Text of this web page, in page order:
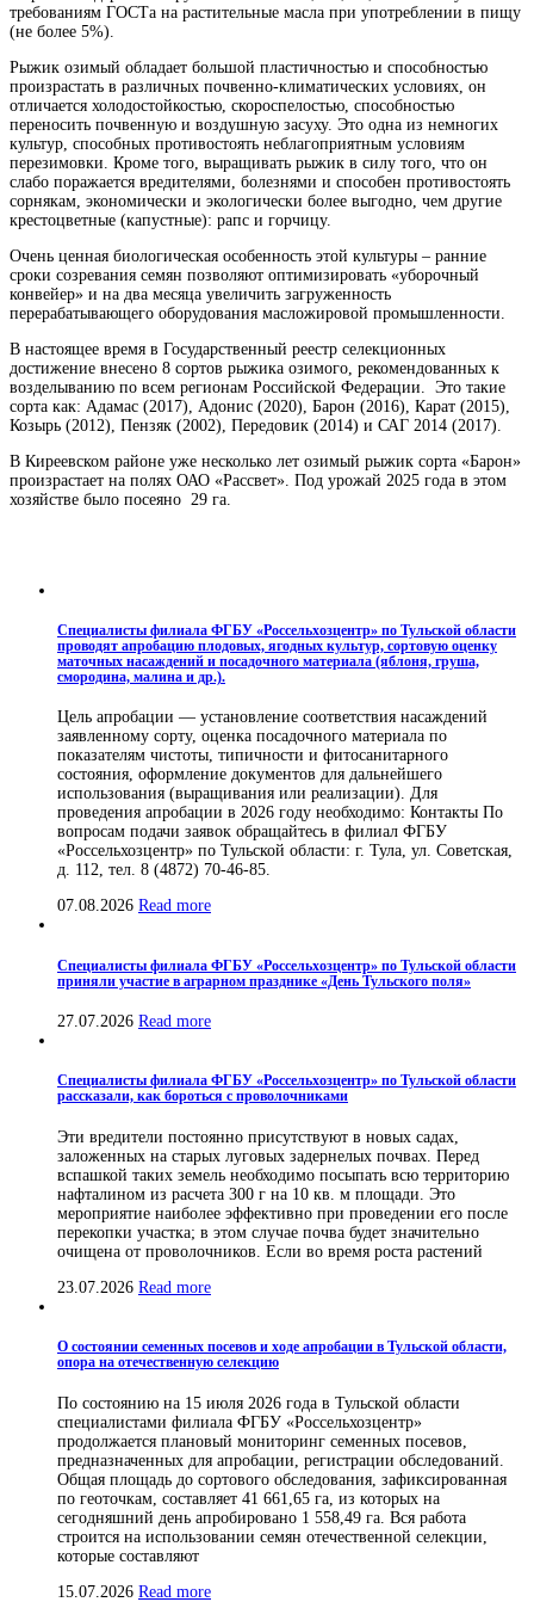
требованиям ГОСТа на растительные масла при употреблении в пищу
(не более 5%).
Рыжик озимый обладает большой пластичностью и способностью
произрастать в различных почвенно-климатических условиях, он
отличается холодостойкостью, скороспелостью, способностью
переносить почвенную и воздушную засуху. Это одна из немногих
культур, способных противостоять неблагоприятным условиям
перезимовки. Кроме того, выращивать рыжик в силу того, что он
слабо поражается вредителями, болезнями и способен противостоять
сорнякам, экономически и экологически более выгодно, чем другие
крестоцветные (капустные): рапс и горчицу.
Очень ценная биологическая особенность этой культуры – ранние
сроки созревания семян позволяют оптимизировать «уборочный
конвейер» и на два месяца увеличить загруженность
перерабатывающего оборудования масложировой промышленности.
В настоящее время в Государственный реестр селекционных
достижение внесено 8 сортов рыжика озимого, рекомендованных к
возделыванию по всем регионам Российской Федерации. Это такие
сорта как: Адамас (2017), Адонис (2020), Барон (2016), Карат (2015),
Козырь (2012), Пензяк (2002), Передовик (2014) и САГ 2014 (2017).
В Киреевском районе уже несколько лет озимый рыжик сорта «Барон»
произрастает на полях ОАО «Рассвет». Под урожай 2025 года в этом
хозяйстве было посеяно 29 га.
Специалисты филиала ФГБУ «Россельхозцентр» по Тульской области
проводят апробацию плодовых, ягодных культур, сортовую оценку
маточных насаждений и посадочного материала (яблоня, груша,
смородина, малина и др.).
Цель апробации — установление соответствия насаждений
заявленному сорту, оценка посадочного материала по
показателям чистоты, типичности и фитосанитарного
состояния, оформление документов для дальнейшего
использования (выращивания или реализации). Для
проведения апробации в 2026 году необходимо: Контакты По
вопросам подачи заявок обращайтесь в филиал ФГБУ
«Россельхозцентр» по Тульской области: г. Тула, ул. Советская,
д. 112, тел. 8 (4872) 70-46-85.
07.08.2026 Read more
Специалисты филиала ФГБУ «Россельхозцентр» по Тульской области
приняли участие в аграрном празднике «День Тульского поля»
27.07.2026 Read more
Специалисты филиала ФГБУ «Россельхозцентр» по Тульской области
рассказали, как бороться с проволочниками
Эти вредители постоянно присутствуют в новых садах,
заложенных на старых луговых задернелых почвах. Перед
вспашкой таких земель необходимо посыпать всю территорию
нафталином из расчета 300 г на 10 кв. м площади. Это
мероприятие наиболее эффективно при проведении его после
перекопки участка; в этом случае почва будет значительно
очищена от проволочников. Если во время роста растений
23.07.2026 Read more
О состоянии семенных посевов и ходе апробации в Тульской области,
опора на отечественную селекцию
По состоянию на 15 июля 2026 года в Тульской области
специалистами филиала ФГБУ «Россельхозцентр»
продолжается плановый мониторинг семенных посевов,
предназначенных для апробации, регистрации обследований.
Общая площадь до сортового обследования, зафиксированная
по геоточкам, составляет 41 661,65 га, из которых на
сегодняшний день апробировано 1 558,49 га. Вся работа
строится на использовании семян отечественной селекции,
которые составляют
15.07.2026 Read more